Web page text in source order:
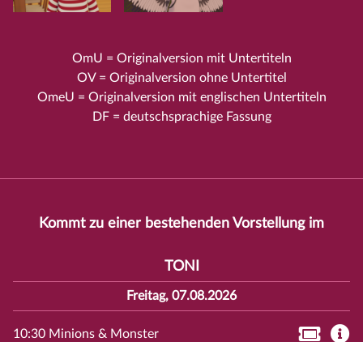
OmU = Originalversion mit Untertiteln
OV = Originalversion ohne Untertitel
OmeU = Originalversion mit englischen Untertiteln
DF = deutschsprachige Fassung
Kommt zu einer bestehenden Vorstellung im
TONI
Freitag, 07.08.2026
10:30 Minions & Monster